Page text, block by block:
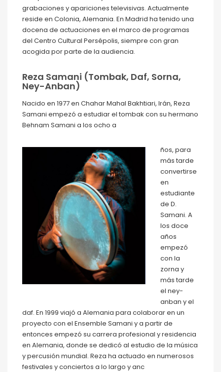
grabaciones y apariciones televisivas. Actualmente
reside en Colonia, Alemania. En Madrid ha tenido una
docena de actuaciones en el marco de programas
del Centro Cultural Persépolis, siempre con gran
acogida por parte de la audiencia.
Reza Samani (Tombak, Daf, Sorna,
Ney-Anban)
Nacido en 1977 en Chahar Mahal Bakhtiari, Irán, Reza
Samani empezó a estudiar el tombak con su hermano
Behnam Samani a los ocho a
ños, para
más tarde
convertirse
en
estudiante
de D.
Samani. A
los doce
años
empezó
con la
zorna y
más tarde
el ney-
anban y el
daf. En 1999 viajó a Alemania para colaborar en un
proyecto con el Ensemble Samani y a partir de
entonces empezó su carrera profesional y residencia
en Alemania, donde se dedicó al estudio de la música
y percusión mundial. Reza ha actuado en numerosos
festivales y conciertos a lo largo y anc